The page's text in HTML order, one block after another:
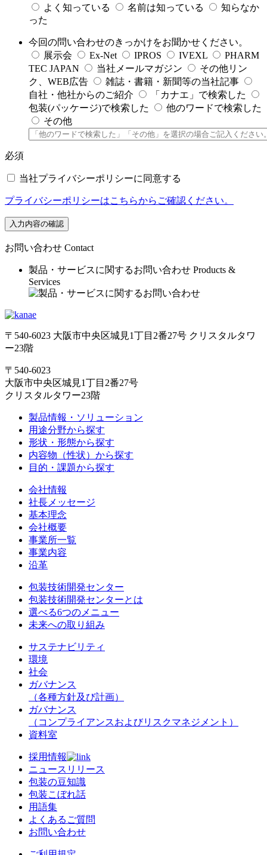
よく知っている
名前は知っている
知らなか
った
今回の問い合わせのきっかけをお聞かせください。
展示会
Ex-Net IPROS IVEXL
PHARM
TEC JAPAN
当社メールマガジン
その他リン
ク、WEB広告
雑誌・書籍・新聞等の当社記事
自社・他社からのご紹介
「カナエ」で検索した
包装(パッケージ)で検索した
他のワードで検索した
その他
必須
当社プライバシーポリシーに同意する
プライバシーポリシーはこちらからご確認ください。
入力内容の確認
お問い合わせ Contact
製品・サービスに関するお問い合わせ Products &
Services
〒540-6023 大阪市中央区城見1丁目2番27号 クリスタルタワ
ー23階
〒540-6023
大阪市中央区城見1丁目2番27号
クリスタルタワー23階
製品情報・ソリューション
用途分野から探す
形状・形態から探す
内容物（性状）から探す
目的・課題から探す
会社情報
社長メッセージ
基本理念
会社概要
事業所一覧
事業内容
沿革
包装技術開発センター
包装技術開発センターとは
選べる6つのメニュー
未来への取り組み
サステナビリティ
環境
社会
ガバナンス
（各種方針及び計画）
ガバナンス
（コンプライアンスおよびリスクマネジメント）
資料室
採用情報
ニュースリリース
包装の豆知識
包装こぼれ話
用語集
よくあるご質問
お問い合わせ